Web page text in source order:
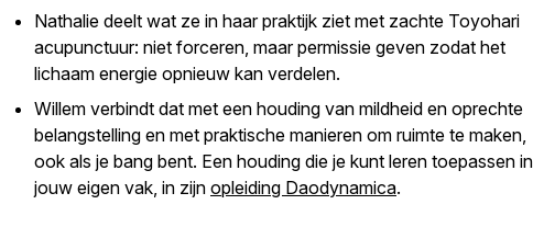
Nathalie deelt wat ze in haar praktijk ziet met zachte Toyohari
acupunctuur: niet forceren, maar permissie geven zodat het
lichaam energie opnieuw kan verdelen.
Willem verbindt dat met een houding van mildheid en oprechte
belangstelling en met praktische manieren om ruimte te maken,
ook als je bang bent. Een houding die je kunt leren toepassen in
jouw eigen vak, in zijn opleiding Daodynamica.